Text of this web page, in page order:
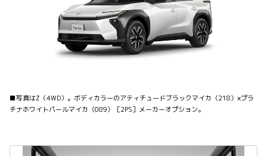
■写真はZ（4WD）。ボディカラーのアティチュードブラックマイカ〈218〉×プラ
チナホワイトパールマイカ〈089〉［2PS］メーカーオプション。